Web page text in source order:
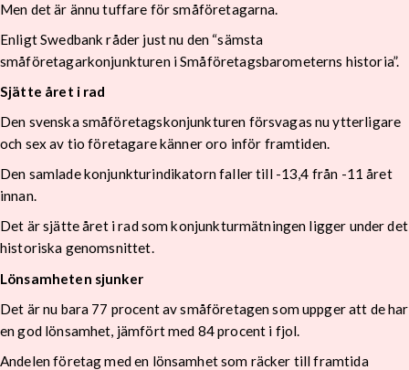
Men det är ännu tuffare för småföretagarna.
Enligt Swedbank råder just nu den “sämsta
småföretagarkonjunkturen i Småföretagsbarometerns historia”.
Sjätte året i rad
Den svenska småföretagskonjunkturen försvagas nu ytterligare
och sex av tio företagare känner oro inför framtiden.
Den samlade konjunkturindikatorn faller till -13,4 från -11 året
innan.
Det är sjätte året i rad som konjunkturmätningen ligger under det
historiska genomsnittet.
Lönsamheten sjunker
Det är nu bara 77 procent av småföretagen som uppger att de har
en god lönsamhet, jämfört med 84 procent i fjol.
Andelen företag med en lönsamhet som räcker till framtida